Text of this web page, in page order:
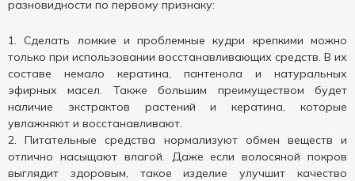
разновидности по первому признаку:
Сделать ломкие и проблемные кудри крепкими можно
только при использовании восстанавливающих средств. В их
составе немало кератина, пантенола и натуральных
эфирных масел. Также большим преимуществом будет
наличие экстрактов растений и кератина, которые
увлажняют и восстанавливают.
Питательные средства нормализуют обмен веществ и
отлично насыщают влагой. Даже если волосяной покров
выглядит здоровым, такое изделие улучшит качество